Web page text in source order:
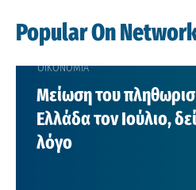
Popular On
ΟΙΚΟΝΟΜΙΑ
Μείωση του
Ελλάδα τον Ιούλιο,
λόγο